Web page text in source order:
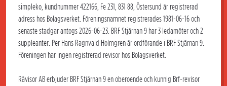
simpleko, kundnummer 422166, Fe 231, 831 88, Östersund är registrerad
adress hos Bolagsverket. Föreningsnamnet registrerades 1981-06-16 och
senaste stadgar antogs 2026-06-23. BRF Stjärnan 9 har 3 ledamöter och 2
suppleanter. Per Hans Ragnvald Holmgren är ordförande i BRF Stjärnan 9.
Föreningen har ingen registrerad revisor hos Bolagsverket.
Rävisor AB erbjuder BRF Stjärnan 9 en oberoende och kunnig Brf-revisor